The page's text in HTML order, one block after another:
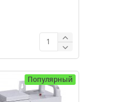
Популярный